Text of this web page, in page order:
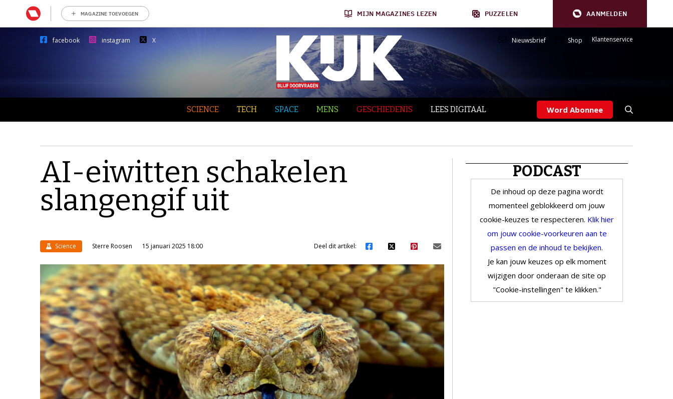
MAGAZINE TOEVOEGEN MIJN MAGAZINES LEZEN PUZZELEN AANMELDEN
facebook instagram X Nieuwsbrief Shop Klantenservice
SCIENCE TECH SPACE MENS GESCHIEDENIS LEES DIGITAAL Word Abonnee
AI-eiwitten schakelen
slangengif uit
Science Sterre Roosen 15 januari 2025 18:00 Deel dit artikel:
PODCAST
De inhoud op deze pagina wordt
momenteel geblokkeerd om jouw
cookie-keuzes te respecteren. Klik hier
om jouw cookie-voorkeuren aan te
passen en de inhoud te bekijken.
Je kan jouw keuzes op elk moment
wijzigen door onderaan de site op
"Cookie-instellingen" te klikken."